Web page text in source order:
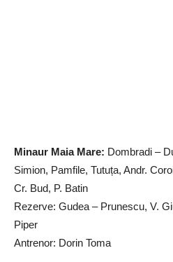
Minaur Maia Mare: Dombradi –
Simion, Pamfile, Tutuța, Andr.
Cr. Bud, P. Batin
Rezerve: Gudea – Prunescu, V.
Piper
Antrenor: Dorin Toma